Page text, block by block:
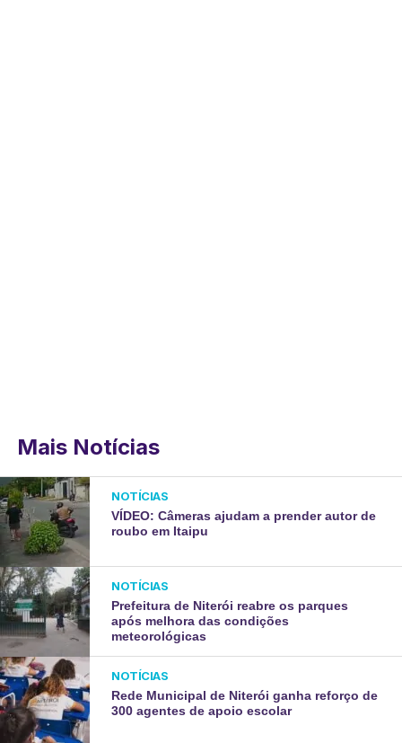
Mais Notícias
NOTÍCIAS
VÍDEO: Câmeras ajudam a prender autor de
roubo em Itaipu
NOTÍCIAS
Prefeitura de Niterói reabre os parques
após melhora das condições
meteorológicas
NOTÍCIAS
Rede Municipal de Niterói ganha reforço de
300 agentes de apoio escolar